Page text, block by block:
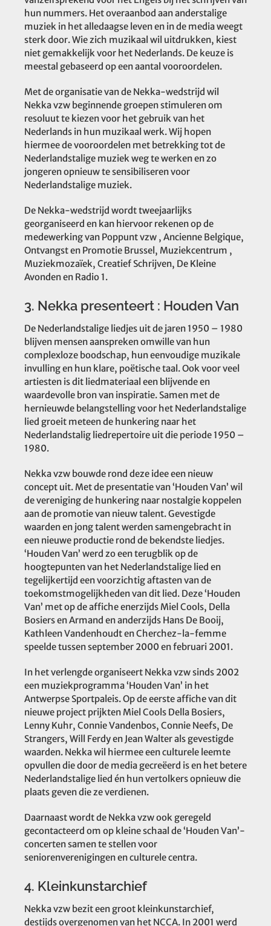
hun nummers. Het overaanbod aan anderstalige
muziek in het alledaagse leven en in de media weegt
sterk door. Wie zich muzikaal wil uitdrukken, kiest
niet gemakkelijk voor het Nederlands. De keuze is
meestal gebaseerd op een aantal vooroordelen.
Met de organisatie van de Nekka-wedstrijd wil
Nekka vzw beginnende groepen stimuleren om
resoluut te kiezen voor het gebruik van het
Nederlands in hun muzikaal werk. Wij hopen
hiermee de vooroordelen met betrekking tot de
Nederlandstalige muziek weg te werken en zo
jongeren opnieuw te sensibiliseren voor
Nederlandstalige muziek.
De Nekka-wedstrijd wordt tweejaarlijks
georganiseerd en kan hiervoor rekenen op de
medewerking van Poppunt vzw , Ancienne Belgique,
Ontvangst en Promotie Brussel, Muziekcentrum ,
Muziekmozaïek, Creatief Schrijven, De Kleine
Avonden en Radio 1.
3. Nekka presenteert : Houden Van
De Nederlandstalige liedjes uit de jaren 1950 – 1980
blijven mensen aanspreken omwille van hun
complexloze boodschap, hun eenvoudige muzikale
invulling en hun klare, poëtische taal. Ook voor veel
artiesten is dit liedmateriaal een blijvende en
waardevolle bron van inspiratie. Samen met de
hernieuwde belangstelling voor het Nederlandstalige
lied groeit meteen de hunkering naar het
Nederlandstalig liedrepertoire uit die periode 1950 –
1980.
Nekka vzw bouwde rond deze idee een nieuw
concept uit. Met de presentatie van ‘Houden Van’ wil
de vereniging de hunkering naar nostalgie koppelen
aan de promotie van nieuw talent. Gevestigde
waarden en jong talent werden samengebracht in
een nieuwe productie rond de bekendste liedjes.
‘Houden Van’ werd zo een terugblik op de
hoogtepunten van het Nederlandstalige lied en
tegelijkertijd een voorzichtig aftasten van de
toekomstmogelijkheden van dit lied. Deze ‘Houden
Van’ met op de affiche enerzijds Miel Cools, Della
Bosiers en Armand en anderzijds Hans De Booij,
Kathleen Vandenhoudt en Cherchez-la-femme
speelde tussen september 2000 en februari 2001.
In het verlengde organiseert Nekka vzw sinds 2002
een muziekprogramma ‘Houden Van’ in het
Antwerpse Sportpaleis. Op de eerste affiche van dit
nieuwe project prijkten Miel Cools Della Bosiers,
Lenny Kuhr, Connie Vandenbos, Connie Neefs, De
Strangers, Will Ferdy en Jean Walter als gevestigde
waarden. Nekka wil hiermee een culturele leemte
opvullen die door de media gecreëerd is en het betere
Nederlandstalige lied én hun vertolkers opnieuw die
plaats geven die ze verdienen.
Daarnaast wordt de Nekka vzw ook geregeld
gecontacteerd om op kleine schaal de ‘Houden Van’-
concerten samen te stellen voor
seniorenverenigingen en culturele centra.
4. Kleinkunstarchief
Nekka vzw bezit een groot kleinkunstarchief,
destijds overgenomen van het NCCA. In 2001 werd